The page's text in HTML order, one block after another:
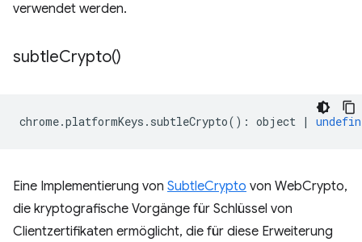
verwendet werden.
subtleCrypto()
chrome.platformKeys . subtleCrypto() : object |
Eine Implementierung von SubtleCrypto von WebCrypto,
die kryptografische Vorgänge für Schlüssel von
Clientzertifikaten ermöglicht, die für diese Erweiterung